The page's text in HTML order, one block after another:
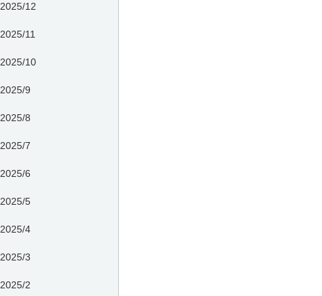
2025/12
2025/11
2025/10
2025/9
2025/8
2025/7
2025/6
2025/5
2025/4
2025/3
2025/2